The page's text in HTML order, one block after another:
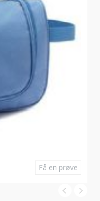
Få en prøve